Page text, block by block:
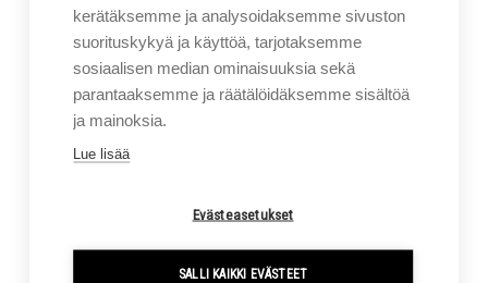
HYSTER H6.0-7.0FT
POLTTOMOOTTORITRUKKI
6000-7000KG
kerätäksemme ja analysoidaksemme sivuston
suorituskykyä ja käyttöä, tarjotaksemme
sosiaalisen median ominaisuuksia sekä
parantaaksemme ja räätälöidäksemme sisältöä
ja mainoksia.
Lue lisää
Evästeasetukset
SALLI KAIKKI EVÄSTEET